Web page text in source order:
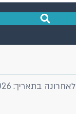
בתאריך: 07/07/2026